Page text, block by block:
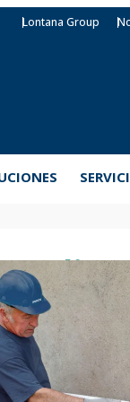
Lontana Group
de un modo
una larga lista
rápido y